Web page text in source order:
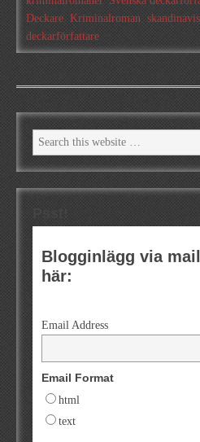
Deckare Kriminalroman
deckarförfattare
Blogginlägg via
här:
Email Address
Email Format
html
text